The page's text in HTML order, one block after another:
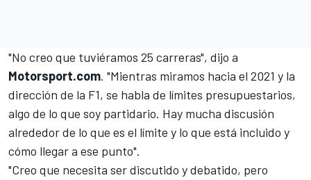
"No creo que tuviéramos 25 carreras", dijo a
Motorsport.com. "Mientras miramos hacia el 2021 y la
dirección de la F1, se habla de límites presupuestarios,
algo de lo que soy partidario. Hay mucha discusión
alrededor de lo que es el límite y lo que está incluido y
cómo llegar a ese punto".
"Creo que necesita ser discutido y debatido, pero